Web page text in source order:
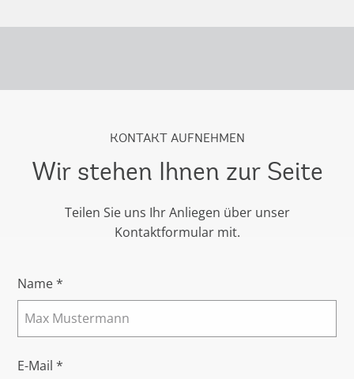
KONTAKT AUFNEHMEN
Wir stehen Ihnen zur Seite
Teilen Sie uns Ihr Anliegen über unser
Kontaktformular mit.
Name *
E-Mail *